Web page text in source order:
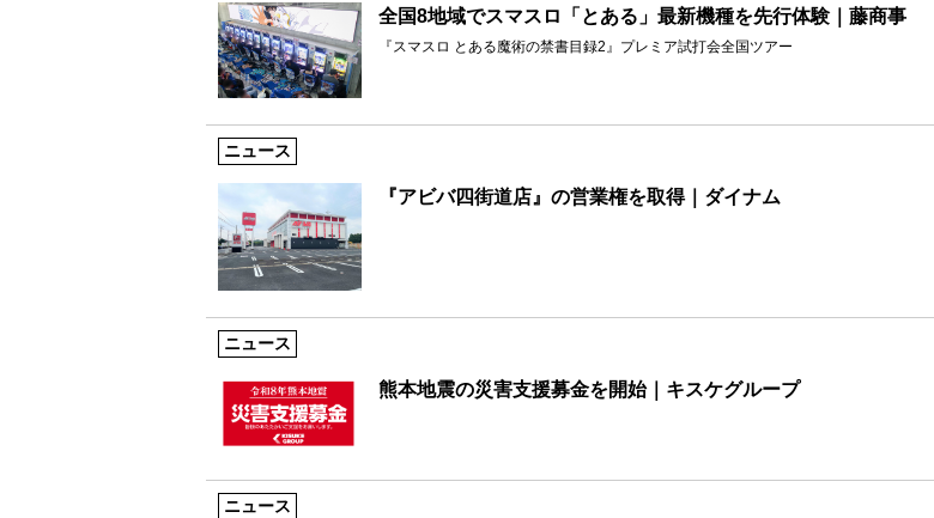
全国8地域でスマスロ「とある」最新機種を先行体験｜藤商事
『スマスロ とある魔術の禁書目録2』プレミア試打会全国ツアー
ニュース
『アビバ四街道店』の営業権を取得｜ダイナム
ニュース
熊本地震の災害支援募金を開始｜キスケグループ
ニュース